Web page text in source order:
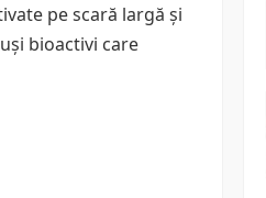
pe scară largă și
bioactivi care